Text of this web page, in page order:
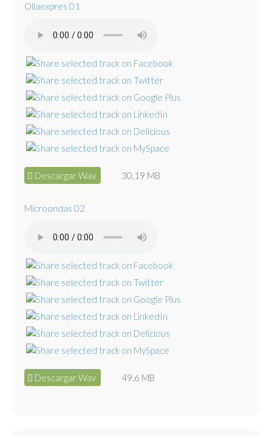
Ollaexpres 01
Descargar Wav 30.19 MB
Microondas 02
Descargar Wav 49.6 MB